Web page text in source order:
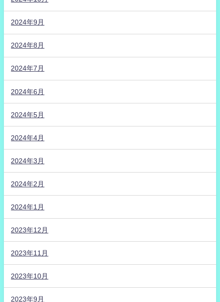
2024年9月
2024年8月
2024年7月
2024年6月
2024年5月
2024年4月
2024年3月
2024年2月
2024年1月
2023年12月
2023年11月
2023年10月
2023年9月